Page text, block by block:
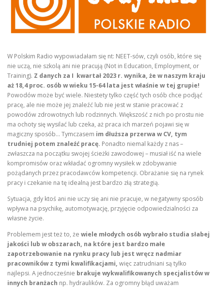
W Polskim Radio wypowiadałam się nt: NEET-sów, czyli osób, które się
nie uczą, nie szkolą ani nie pracują (Not in Education, Employment, or
Training). Z danych za I kwartał 2023 r. wynika, że w naszym kraju
aż 18,4 proc. osób w wieku 15-64 lata jest właśnie w tej grupie!
Powodów może być wiele. Niestety tylko część tych osób chce podjąć
pracę, ale nie może jej znaleźć lub nie jest w stanie pracować z
powodów zdrowotnych lub rodzinnych. Większość z nich po prostu nie
ma ochoty się wysilać lub czeka, aż praca ich marzeń pojawi się w
magiczny sposób… Tymczasem im dłuższa przerwa w CV, tym
trudniej potem znaleźć pracę. Ponadto niemal każdy z nas –
zwłaszcza na początku swojej ścieżki zawodowej – musiał iść na wiele
kompromisów oraz wkładać ogromny wysiłek w zdobywanie
pożądanych przez pracodawców kompetencji. Obrażanie się na rynek
pracy i czekanie na tę idealną jest bardzo złą strategią.
Sytuacja, gdy ktoś ani nie uczy się ani nie pracuje, w negatywny sposób
wpływa na psychikę, automotywację, przyjęcie odpowiedzialności za
własne życie.
Problemem jest też to, że wiele młodych osób wybrało studia słabej
jakości lub w obszarach, na które jest bardzo małe
zapotrzebowanie na rynku pracy lub jest wręcz nadmiar
pracowników z tymi kwalifikacjami, więc zatrudniani są tylko
najlepsi. A jednocześnie brakuje wykwalifikowanych specjalistów w
innych branżach np. hydraulików. Za ogromny błąd uważam